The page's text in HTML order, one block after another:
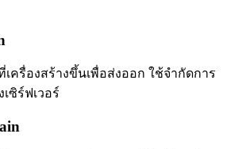
เครื่องสร้างขึ้นเพื่อส่งออก ใช้จำกัดการ
ซิร์ฟเวอร์